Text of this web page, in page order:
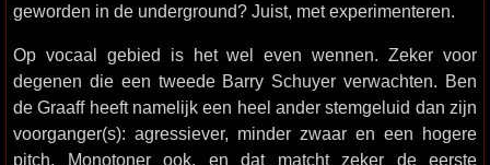
geworden in de underground? Juist, met experimenteren.
Op vocaal gebied is het wel even wennen. Zeker voor
degenen die een tweede Barry Schuyer verwachten. Ben
de Graaff heeft namelijk een heel ander stemgeluid dan zijn
voorganger(s): agressiever, minder zwaar en een hogere
pitch. Monotoner ook, en dat matcht zeker de eerste